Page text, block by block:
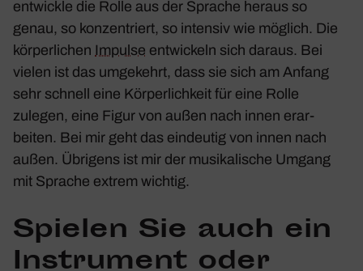
entwickle die Rolle aus der Sprache heraus so
genau, so konzen­triert, so intensiv wie möglich. Die
körper­li­chen Impulse entwi­ckeln sich daraus. Bei
vielen ist das umge­kehrt, dass sie sich am Anfang
sehr schnell eine Körper­lich­keit für eine Rolle
zulegen, eine Figur von außen nach innen erar­
beiten. Bei mir geht das eindeutig von innen nach
außen. Übri­gens ist mir der musi­ka­li­sche Umgang
mit Sprache extrem wichtig.
Spielen Sie auch ein
Instru­ment oder